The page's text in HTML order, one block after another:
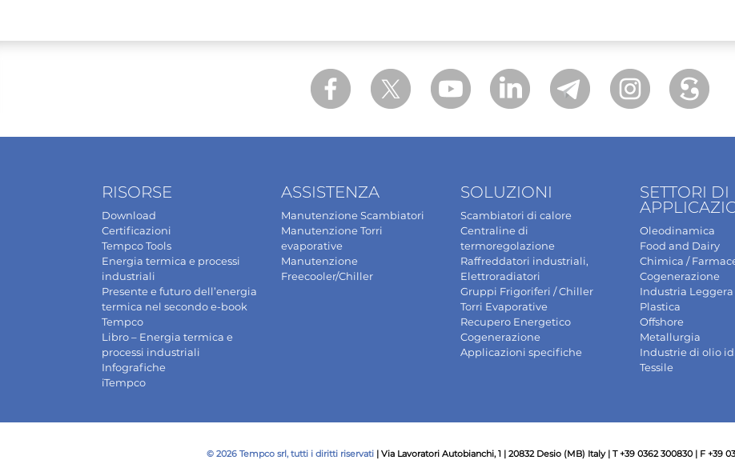
RISORSE
Download
Certificazioni
Tempco Tools
Energia termica e processi
industriali
Presente e futuro dell’energia
termica nel secondo e-book
Tempco
Libro – Energia termica e
processi industriali
Infografiche
iTempco
ASSISTENZA
Manutenzione Scambiatori
Manutenzione Torri
evaporative
Manutenzione
Freecooler/Chiller
SOLUZIONI
Scambiatori di calore
Centraline di
termoregolazione
Raffreddatori industriali,
Elettroradiatori
Gruppi Frigoriferi / Chiller
Torri Evaporative
Recupero Energetico
Cogenerazione
Applicazioni specifiche
SETTORI DI
Oleodinamica
Food and Dairy
Chimica /
Cogenerazione
Industria
Plastica
Offshore
Metallurgia
Industrie di olio
Tessile
© 2026 Tempco srl, tutti i diritti riservati| Via Lavoratori Autobianchi, 1 | 20832 Desio (MB) Italy | T +39 0362 300830 | F +39